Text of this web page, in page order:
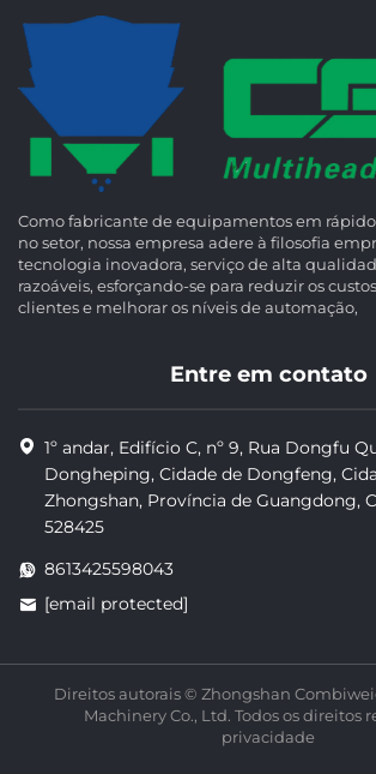
Como fabricante de equipamentos em
no setor, nossa empresa adere à filosofia
tecnologia inovadora, serviço de alta
razoáveis, esforçando-se para reduzir os
clientes e melhorar os níveis de automação,
Entre em contato
1º andar, Edifício C, nº 9, Rua Dongfu
Dongheping, Cidade de Dongfeng,
Zhongshan, Província de Guangdong,
528425
8613425598043
[email protected]
Direitos autorais © Zhongshan
Machinery Co., Ltd. Todos os direitos
privacidade